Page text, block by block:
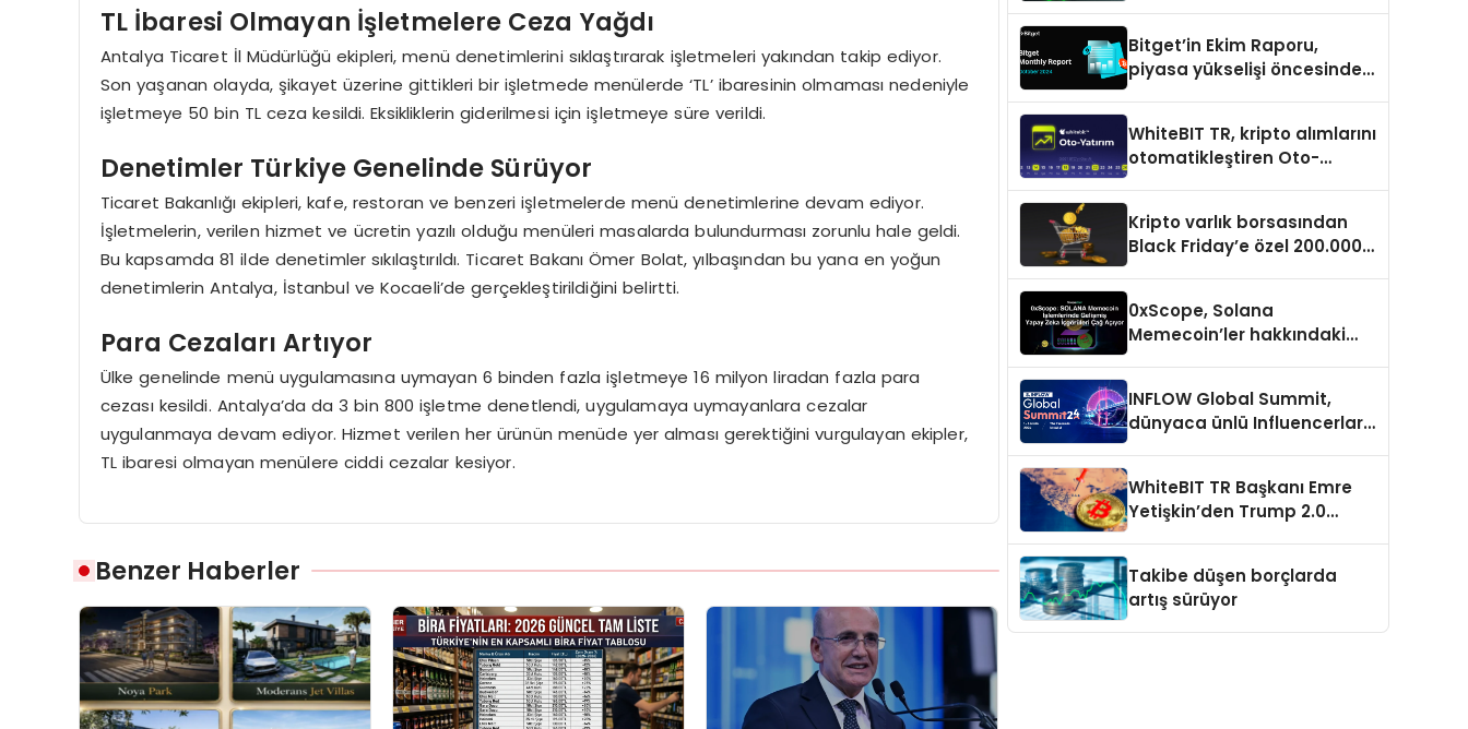
TL İbaresi Olmayan İşletmelere Ceza Yağdı
Antalya Ticaret İl Müdürlüğü ekipleri, menü denetimlerini sıklaştırarak işletmeleri yakından takip ediyor.
Son yaşanan olayda, şikayet üzerine gittikleri bir işletmede menülerde ‘TL’ ibaresinin olmaması nedeniyle
işletmeye 50 bin TL ceza kesildi. Eksikliklerin giderilmesi için işletmeye süre verildi.
Denetimler Türkiye Genelinde Sürüyor
Ticaret Bakanlığı ekipleri, kafe, restoran ve benzeri işletmelerde menü denetimlerine devam ediyor.
İşletmelerin, verilen hizmet ve ücretin yazılı olduğu menüleri masalarda bulundurması zorunlu hale geldi.
Bu kapsamda 81 ilde denetimler sıkılaştırıldı. Ticaret Bakanı Ömer Bolat, yılbaşından bu yana en yoğun
denetimlerin Antalya, İstanbul ve Kocaeli’de gerçekleştirildiğini belirtti.
Para Cezaları Artıyor
Ülke genelinde menü uygulamasına uymayan 6 binden fazla işletmeye 16 milyon liradan fazla para
cezası kesildi. Antalya’da da 3 bin 800 işletme denetlendi, uygulamaya uymayanlara cezalar
uygulanmaya devam ediyor. Hizmet verilen her ürünün menüde yer alması gerektiğini vurgulayan ekipler,
TL ibaresi olmayan menülere ciddi cezalar kesiyor.
Benzer Haberler
Bitget’in Ekim Raporu,
piyasa yükselişi öncesinde
WhiteBIT TR, kripto alımlarını
otomatikleştiren Oto-
Kripto varlık borsasından
Black Friday’e özel 200.000
0xScope, Solana
Memecoin’ler hakkındaki
INFLOW Global Summit,
dünyaca ünlü Influencerları
WhiteBIT TR Başkanı Emre
Yetişkin’den Trump 2.0
Takibe düşen borçlarda
artış sürüyor